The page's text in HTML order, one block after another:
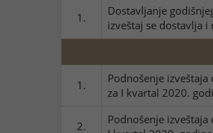
1.
Dostavljanje
izveštaj se dostavlja
1.
Podnošenje
za I kvartal 2020.
2.
Podnošenje